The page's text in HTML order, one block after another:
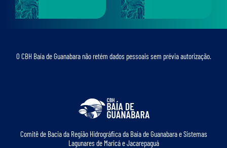
O CBH Baía de Guanabara não retém dados pessoais sem prévia autorização.
Comitê de Bacia da Região Hidrográﬁca da Baía de Guanabara e Sistemas
Lagunares de Maricá e Jacarepaguá